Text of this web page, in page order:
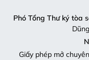
Phó Tổng Thư ký tòa
Giấy phép mở